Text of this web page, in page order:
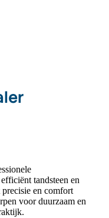
tandsteen en
en comfort
voor duurzaam en